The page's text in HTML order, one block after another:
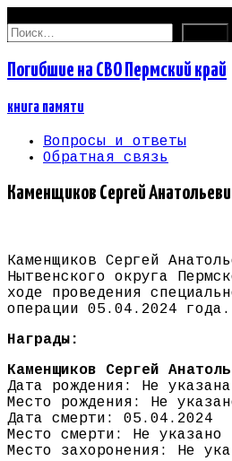
Найти:
Погибшие на СВО Пермский край
книга памяти
Вопросы и ответы
Обратная связь
Каменщиков Сергей
Каменщиков Сергей
Нытвенского округа
ходе проведения
операции 05.04.2024 года.
Награды:
Каменщиков Сергей
Дата рождения: Не указана
Место рождения: Не
Дата смерти: 05.04.2024
Место смерти: Не указано
Место захоронения: Не